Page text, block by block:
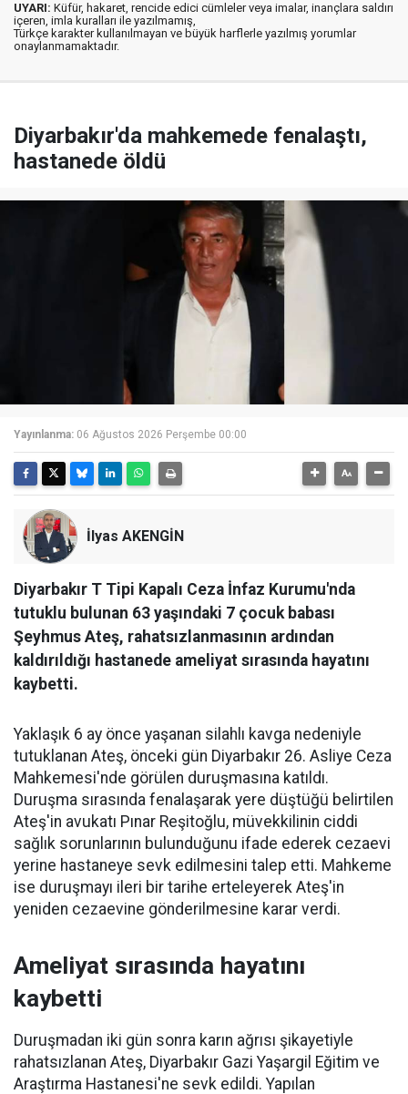
UYARI: Küfür, hakaret, rencide edici cümleler veya imalar, inançlara saldırı
içeren, imla kuralları ile yazılmamış,
Türkçe karakter kullanılmayan ve büyük harflerle yazılmış yorumlar
onaylanmamaktadır.
Diyarbakır'da mahkemede fenalaştı,
hastanede öldü
Yayınlanma: 06 Ağustos 2026 Perşembe 00:00
İlyas AKENGİN
Diyarbakır T Tipi Kapalı Ceza İnfaz Kurumu'nda
tutuklu bulunan 63 yaşındaki 7 çocuk babası
Şeyhmus Ateş, rahatsızlanmasının ardından
kaldırıldığı hastanede ameliyat sırasında hayatını
kaybetti.
Yaklaşık 6 ay önce yaşanan silahlı kavga nedeniyle
tutuklanan Ateş, önceki gün Diyarbakır 26. Asliye Ceza
Mahkemesi'nde görülen duruşmasına katıldı.
Duruşma sırasında fenalaşarak yere düştüğü belirtilen
Ateş'in avukatı Pınar Reşitoğlu, müvekkilinin ciddi
sağlık sorunlarının bulunduğunu ifade ederek cezaevi
yerine hastaneye sevk edilmesini talep etti. Mahkeme
ise duruşmayı ileri bir tarihe erteleyerek Ateş'in
yeniden cezaevine gönderilmesine karar verdi.
Ameliyat sırasında hayatını
kaybetti
Duruşmadan iki gün sonra karın ağrısı şikayetiyle
rahatsızlanan Ateş, Diyarbakır Gazi Yaşargil Eğitim ve
Araştırma Hastanesi'ne sevk edildi. Yapılan